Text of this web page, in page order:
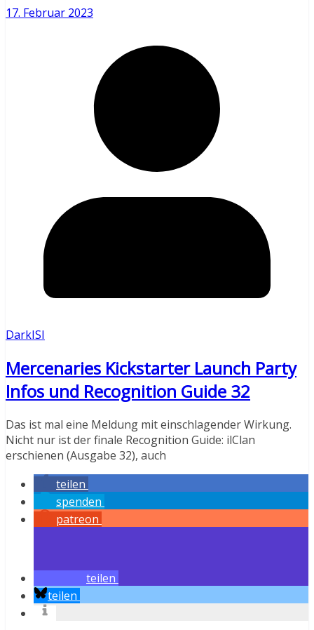
17. Februar 2023
DarkISI
Mercenaries Kickstarter Launch Party
Infos und Recognition Guide 32
Das ist mal eine Meldung mit einschlagender Wirkung.
Nicht nur ist der finale Recognition Guide: ilClan
erschienen (Ausgabe 32), auch
teilen
spenden
patreon
teilen
teilen